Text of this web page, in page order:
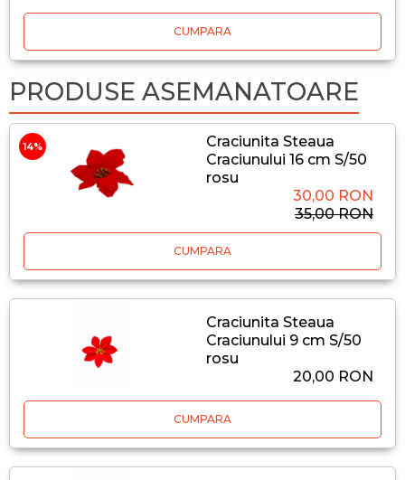
CUMPARA
PRODUSE ASEMANATOARE
14%
Craciunita Steaua
Craciunului 16 cm S/50
rosu
30,00 RON
35,00 RON
CUMPARA
Craciunita Steaua
Craciunului 9 cm S/50
rosu
20,00 RON
CUMPARA